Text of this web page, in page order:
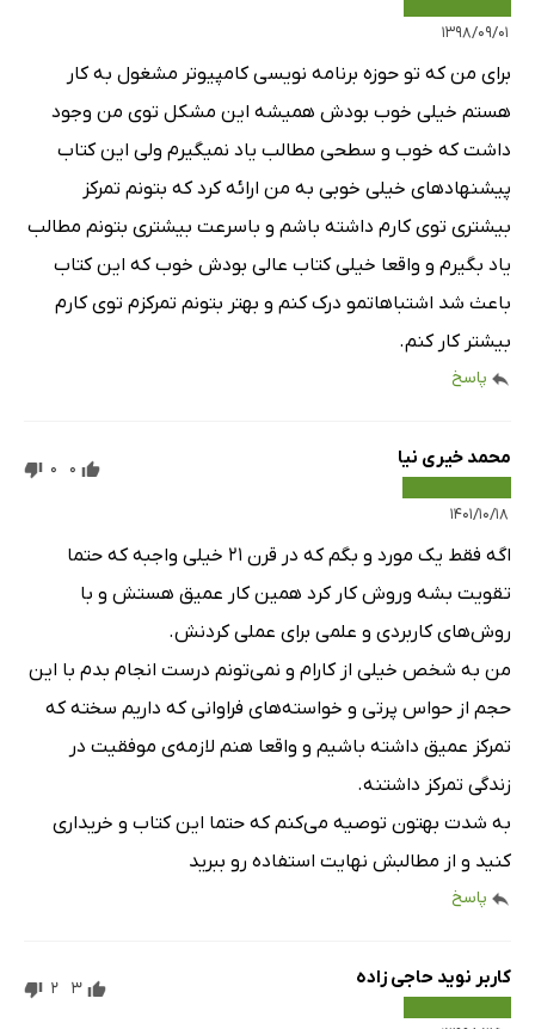
۱۳۹۸/۰۹/۰۱
برای من که تو حوزه برنامه نویسی کامپیوتر مشغول به کار
هستم خیلی خوب بودش همیشه این مشکل توی من وجود
داشت که خوب و سطحی مطالب یاد نمیگیرم ولی این کتاب
پیشنهادهای خیلی خوبی به من ارائه کرد که بتونم تمرکز
بیشتری توی کارم داشته باشم و باسرعت بیشتری بتونم مطالب
یاد بگیرم و واقعا خیلی کتاب عالی بودش خوب که این کتاب
باعث شد اشتباهاتمو درک کنم و بهتر بتونم تمرکزم توی کارم
بیشتر کار کنم.
پاسخ
محمد خیری نیا
۱۴۰۱/۱۰/۱۸
0
0
اگه فقط یک مورد و بگم که در قرن 21 خیلی واجبه که حتما
تقویت بشه وروش کار کرد همین کار عمیق هستش و با
روش‌های کاربردی و علمی برای عملی کردنش.
من به شخص خیلی از کارام و نمی‌تونم درست انجام بدم با این
حجم از حواس پرتی و خواسته‌های فراوانی که داریم سخته که
تمرکز عمیق داشته باشیم و واقعا هنم لازمه‌ی موفقیت در
زندگی تمرکز داشتنه.
به شدت بهتون توصیه می‌کنم که حتما این کتاب و خریداری
کنید و از مطالبش نهایت استفاده رو ببرید
پاسخ
کاربر نوید حاجی زاده 3
2